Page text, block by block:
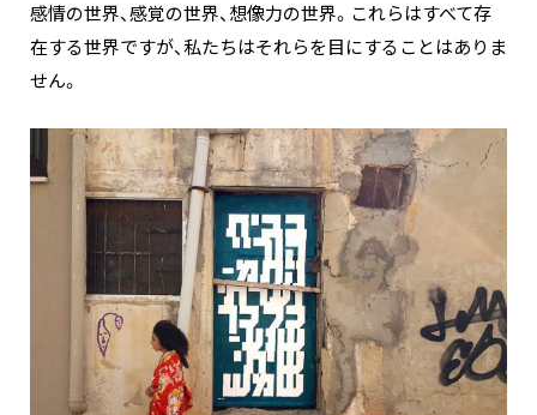
感情の世界、感覚の世界、想像力の世界。これらはすべて存
在する世界ですが、私たちはそれらを目にすることはありま
せん。